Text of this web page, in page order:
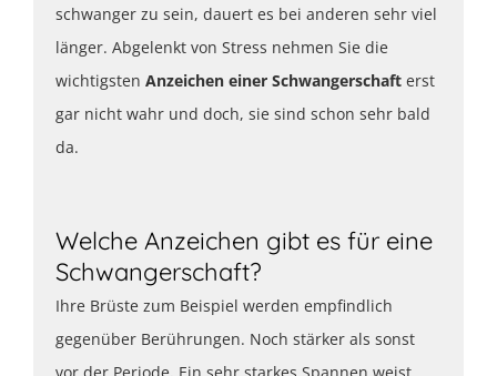
schwanger zu sein, dauert es bei anderen sehr viel
länger. Abgelenkt von Stress nehmen Sie die
wichtigsten Anzeichen einer Schwangerschaft erst
gar nicht wahr und doch, sie sind schon sehr bald
da.
Welche Anzeichen gibt es für eine
Schwangerschaft?
Ihre Brüste zum Beispiel werden empfindlich
gegenüber Berührungen. Noch stärker als sonst